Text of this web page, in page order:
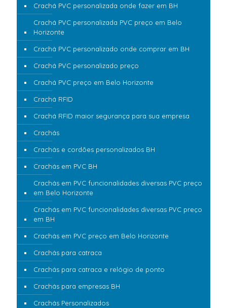
Crachá PVC personalizada onde fazer em BH
Crachá PVC personalizada PVC preço em Belo
Horizonte
Crachá PVC personalizado onde comprar em BH
Crachá PVC personalizado preço
Crachá PVC preço em Belo Horizonte
Crachá RFID
Crachá RFID maior segurança para sua empresa
Crachás
Crachás e cordões personalizados BH
Crachás em PVC BH
Crachás em PVC funcionalidades diversas PVC preço
em Belo Horizonte
Crachás em PVC funcionalidades diversas PVC preço
em BH
Crachás em PVC preço em Belo Horizonte
Crachás para catraca
Crachás para catraca e relógio de ponto
Crachás para empresas BH
Crachás Personalizados